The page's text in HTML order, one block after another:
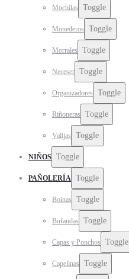
Mochilas Toggle
Monederos Toggle
Morrales Toggle
Neceser Toggle
Organizadores Toggle
Riñoneras Toggle
Valijas Toggle
NIÑOS Toggle
PAÑOLERÍA Toggle
Boinas Toggle
Bufandas Toggle
Capas y Ponchos Toggle
Capelinas Toggle